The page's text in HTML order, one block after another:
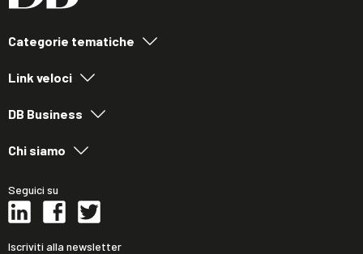
Categorie tematiche
Link veloci
DB Business
Chi siamo
Seguici su
Iscriviti alla newsletter